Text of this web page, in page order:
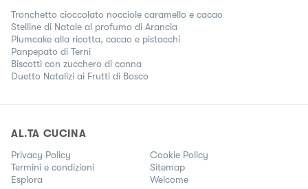
Tronchetto cioccolato nocciole caramello e cacao
Stelline di Natale al profumo di Arancia
Plumcake alla ricotta, cacao e pistacchi
Panpepato di Terni
Biscotti con zucchero di canna
Duetto Natalizi ai Frutti di Bosco
AL.TA CUCINA
Privacy Policy
Cookie Policy
Termini e condizioni
Sitemap
Esplora
Welcome